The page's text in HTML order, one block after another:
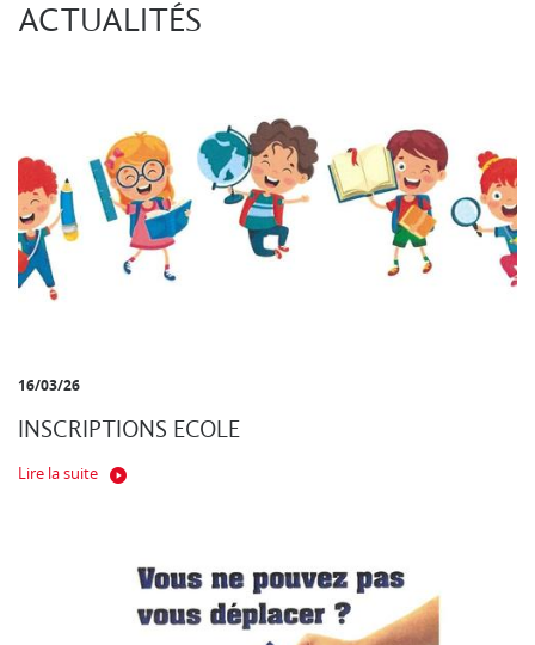
ACTUALITÉS
16/03/26
INSCRIPTIONS ECOLE
Lire la suite